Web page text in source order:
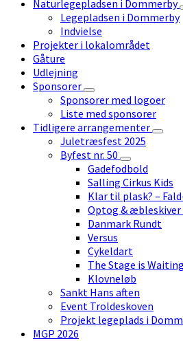
Naturlegepladsen i Dommerby
Legepladsen i Dommerby
Indvielse
Projekter i lokalområdet
Gåture
Udlejning
Sponsorer
Sponsorer med logoer
Liste med sponsorer
Tidligere arrangementer
Juletræsfest 2025
Byfest nr. 50
Gadefodbold
Salling Cirkus Kids
Klar til plask? –
Optog &
Danmark Rundt
Versus
Cykeldart
The Stage is
Klovneløb
Sankt Hans aften
Event Troldeskoven
Projekt legeplads i
MGP 2026